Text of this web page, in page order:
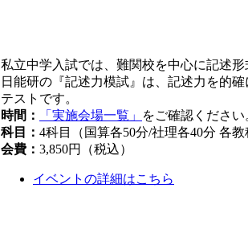
私立中学入試では、難関校を中心に記述
日能研の『記述力模試』は、記述力を的
テストです。
時間：
「実施会場一覧」
をご確認ください
科目： 4科目（国算各50分/社理各40分 各教
会費： 3,850円（税込）
イベントの詳細はこちら